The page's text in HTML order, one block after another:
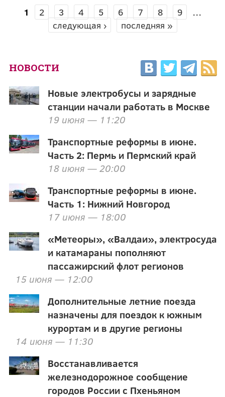
СТРАНИЦЫ
1 2 3 4 5 6 7 8 9
…
следующая ›
последняя »
НОВОСТИ
Новые электробусы и зарядные
станции начали работать в Москве
19 июня — 11:20
Транспортные реформы в июне.
Часть 2: Пермь и Пермский край
18 июня — 20:00
Транспортные реформы в июне.
Часть 1: Нижний Новгород
17 июня — 18:00
«Метеоры», «Валдаи», электросуда
и катамараны пополняют
пассажирский флот регионов
15 июня — 12:00
Дополнительные летние поезда
назначены для поездок к южным
курортам и в другие регионы
14 июня — 11:30
Восстанавливается
железнодорожное сообщение
городов России с Пхеньяном